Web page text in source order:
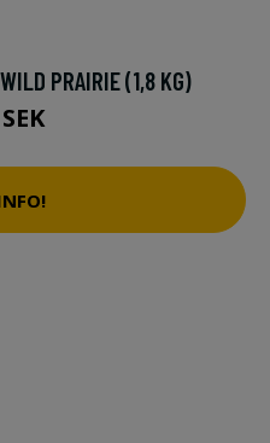
PRAIRIE (1,8 KG)